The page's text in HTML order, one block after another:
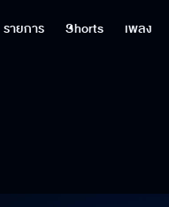
รายการ Shorts เพลง